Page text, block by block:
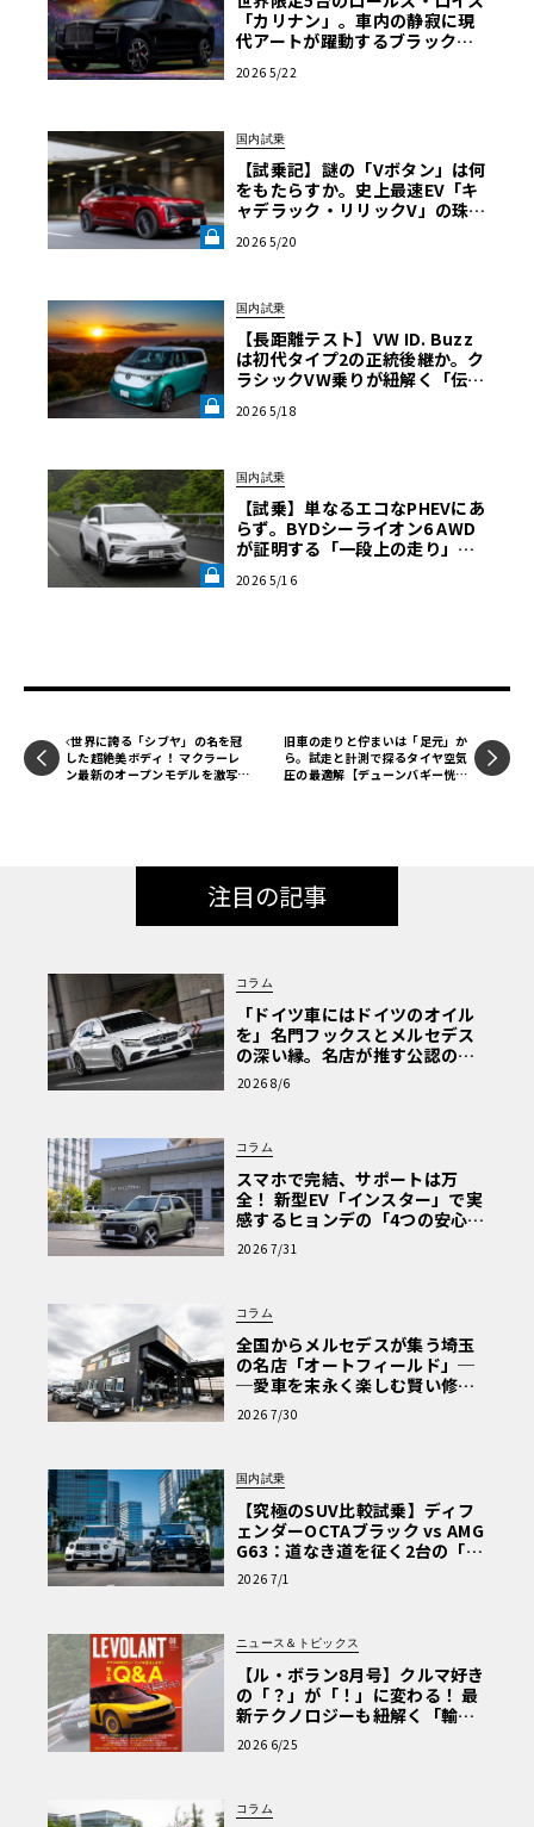
「カリナン」。車内の静寂に現
代アートが躍動するブラック・
2026 5/22
国内試乗
【試乗記】謎の「Vボタン」は何
をもたらすか。史上最速EV「キ
ャデラック・リリックV」の珠玉
ANT LAB》
2026 5/20
国内試乗
【長距離テスト】VW ID. Buzz
は初代タイプ2の正統後継か。ク
ラシックVW乗りが紐解く「伝統
のリアル」《LE VOLANT LA
2026 5/18
国内試乗
【試乗】単なるエコなPHEVにあ
らず。BYDシーライオン6 AWD
が証明する「一段上の走り」と
2026 5/16
世界に誇る「シブヤ」の名を冠
した超絶美ボディ！ マクラーレ
ン最新のオープンモデルを激写せ
旧車の走りと佇まいは「足元」か
ら。試走と計測で探るタイヤ空気
圧の最適解【デューンバギー恍惚
注目の記事
コラム
「ドイツ車にはドイツのオイル
を」名門フックスとメルセデス
の深い縁。名店が推す公認の安
心と、Cクラスで味わうシルキー
な走り〈PR〉
2026 8/6
コラム
スマホで完結、サポートは万
全！ 新型EV「インスター」で実
感するヒョンデの「4つの安心」
【第1回・ヒョンデ6つの疑問：
Why? Hyundai?】〈PR〉
2026 7/31
コラム
全国からメルセデスが集う埼玉
の名店「オートフィールド」─
─愛車を末永く楽しむ賢い修理
術と、プロがフックス製オイル
を選ぶ理由〈PR〉
2026 7/30
国内試乗
【究極のSUV比較試乗】ディフ
ェンダーOCTAブラック vs AMG
G63：道なき道を征く2台の「対
極的アプローチ」
2026 7/1
ニュース＆トピックス
【ル・ボラン8月号】クルマ好き
の「？」が「！」に変わる！ 最
新テクノロジーも紐解く「輸入
車Q&A」
2026 6/25
コラム